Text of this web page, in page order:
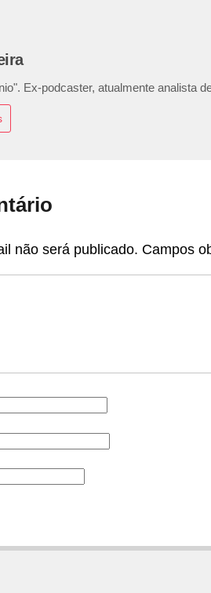
Ex-podcaster, atualmente analista
não será publicado. Campos